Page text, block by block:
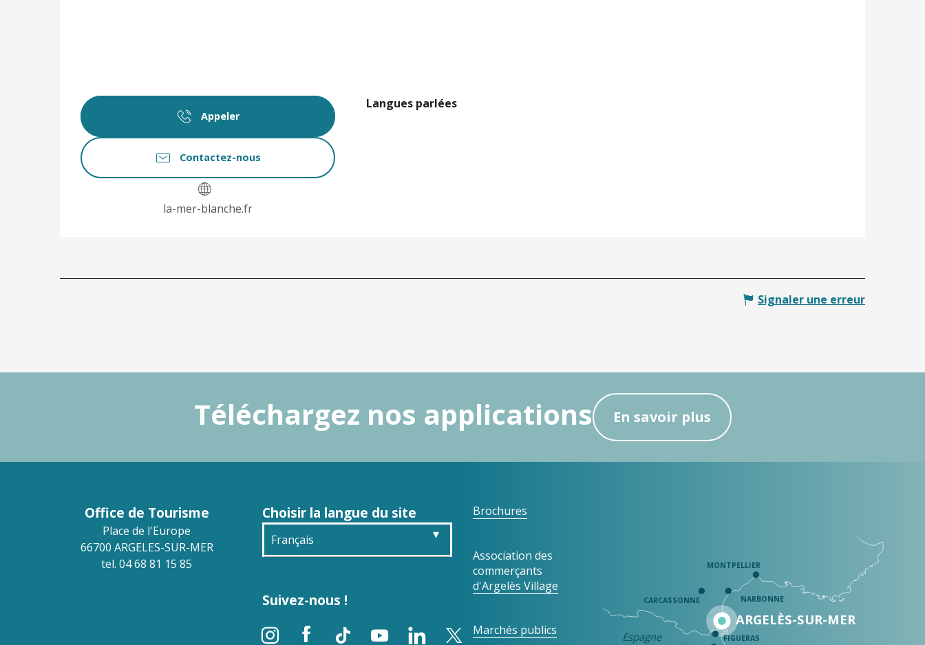
Appeler
Contactez-nous
la-mer-blanche.fr
Langues parlées
Langues parlées
Signaler une erreur
Téléchargez nos applications En savoir plus
Office de Tourisme
Place de l'Europe
66700 ARGELES-SUR-MER
tel. 04 68 81 15 85
Choisir la langue du site
Français
Suivez-nous !
Brochures
Association des
commerçants
d'Argelès Village
Marchés publics
ARGELÈS-SUR-MER
Espagne
MONTPELLIER
NARBONNE
FIGUERAS
CARCASSONNE